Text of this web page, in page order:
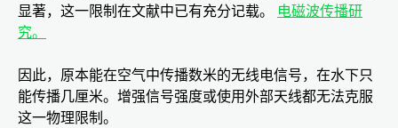
显著，这一限制在文献中已有充分记载。 电磁波传播研
究。
因此，原本能在空气中传播数米的无线电信号，在水下只
能传播几厘米。增强信号强度或使用外部天线都无法克服
这一物理限制。